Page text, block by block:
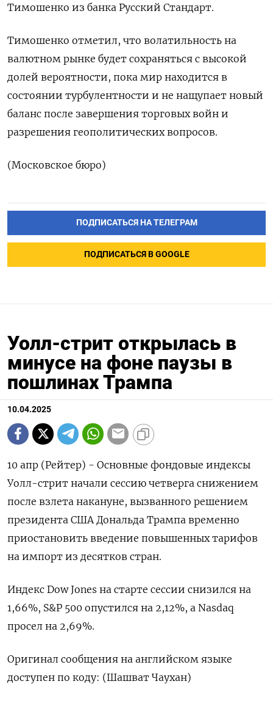
Тимошенко из банка Русский Стандарт.
Тимошенко отметил, что волатильность на
валютном рынке будет сохраняться с высокой
долей вероятности, пока мир находится в
состоянии турбулентности и не нащупает новый
баланс после завершения торговых войн и
разрешения геополитических вопросов.
(Московское бюро)
ПОДПИСАТЬСЯ НА ТЕЛЕГРАМ
ПОДПИСАТЬСЯ В GOOGLE
Уолл-стрит открылась в
минусе на фоне паузы в
пошлинах Трампа
10.04.2025
10 апр (Рейтер) - Основные фондовые индексы
Уолл-стрит начали сессию четверга снижением
после взлета накануне, вызванного решением
президента США Дональда Трампа временно
приостановить введение повышенных тарифов
на импорт из десятков стран.
Индекс Dow Jones на старте сессии снизился на
1,66%, S&P 500 опустился на 2,12%, а Nasdaq
просел на 2,69%.
Оригинал сообщения на английском языке
доступен по коду: (Шашват Чаухан)